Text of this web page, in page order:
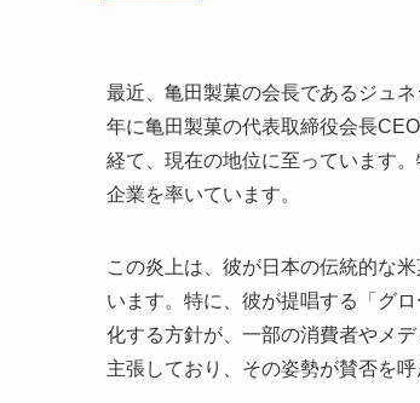
最近、亀田製菓の会長であるジュ
年に亀田製菓の代表取締役会長
経て、現在の地位に至っています
企業を率いています。
この炎上は、彼が日本の伝統的な
います。特に、彼が提唱する「グ
化する方針が、一部の消費者やメ
主張しており、その姿勢が賛否を